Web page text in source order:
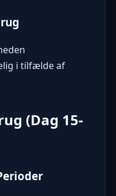
i tilfælde af
(Dag 15-